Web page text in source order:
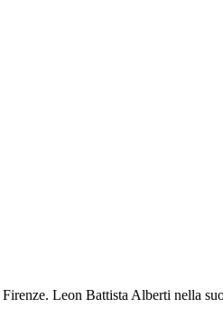
Leon Battista Alberti nella